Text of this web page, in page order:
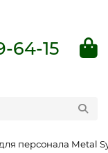
64-15
персонала Metal